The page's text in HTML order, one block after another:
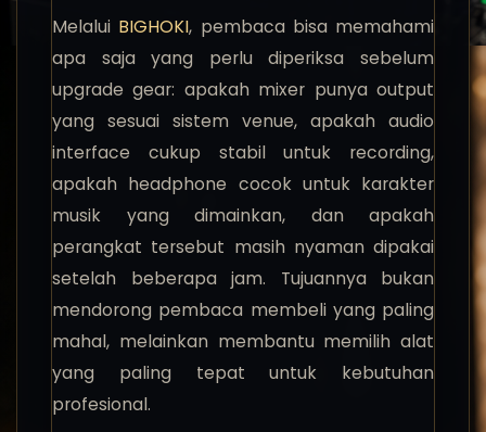
Melalui BIGHOKI, pembaca bisa memahami
apa saja yang perlu diperiksa sebelum
upgrade gear: apakah mixer punya output
yang sesuai sistem venue, apakah audio
interface cukup stabil untuk recording,
apakah headphone cocok untuk karakter
musik yang dimainkan, dan apakah
perangkat tersebut masih nyaman dipakai
setelah beberapa jam. Tujuannya bukan
mendorong pembaca membeli yang paling
mahal, melainkan membantu memilih alat
yang paling tepat untuk kebutuhan
profesional.